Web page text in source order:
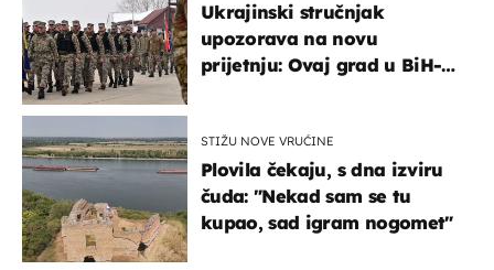
Ukrajinski stručnjak
upozorava na novu
prijetnju: Ovaj grad u BiH-u
STIŽU NOVE VRUĆINE
Plovila čekaju, s dna izviru
čuda: "Nekad sam se tu
kupao, sad igram nogomet"